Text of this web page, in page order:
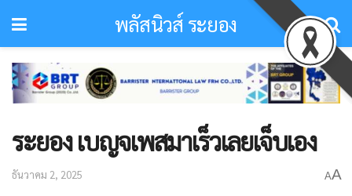
พลัสนิวส์ ระยอง
ระยอง เบญจเพสมาเร็วเลยเจ็บเอง
ธันวาคม 2, 2025 AA